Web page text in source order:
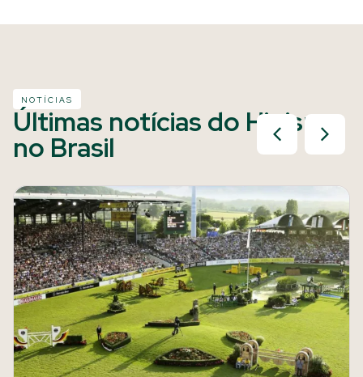
NOTÍCIAS
Últimas notícias do Hipismo
no Brasil